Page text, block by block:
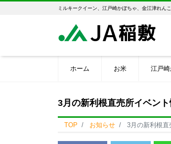
ミルキークイーン、江戸崎かぼちゃ、金江津れん
ホーム お米 江戸
3月の新利根直売所イベン
TOP お知らせ 3月の新利根直